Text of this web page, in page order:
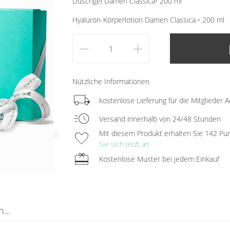
Hyaluron-Körperlotion Damen Classica • 200 ml
remove add
Nützliche Informationen
local_shipping kostenlose Lieferung für die Mitglieder
acute Versand innerhalb von 24/48 Stunden
favorite
Mit diesem Produkt erhalten Sie 142
Sie sich jetzt an
redeem Kostenlose Muster bei jedem Einkauf